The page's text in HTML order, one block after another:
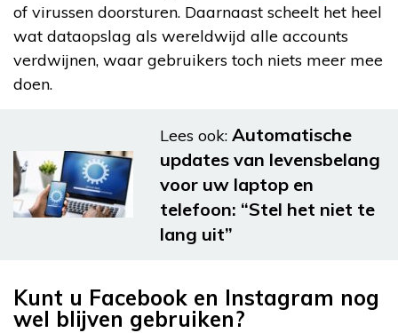
of virussen doorsturen. Daarnaast scheelt het heel
wat dataopslag als wereldwijd alle accounts
verdwijnen, waar gebruikers toch niets meer mee
doen.
Lees ook: Automatische
updates van levensbelang
voor uw laptop en
telefoon: “Stel het niet te
lang uit”
Kunt u Facebook en Instagram nog
wel blijven gebruiken?